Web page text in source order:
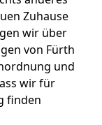
Zuhause
wir über
von Fürth
und
wir für
finden